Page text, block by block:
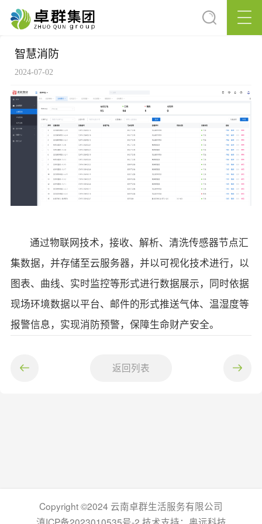
智慧消防
2024-07-02
通过物联网技术，接收、解析、清洗传感器节点汇
集数据，并存储至云服务器，并以可视化技术进行，以
图表、曲线、实时监控等形式进行数据展示，同时依据
现场环境数据以平台、邮件的形式推送气体、温湿度等
报警信息，实现消防预警，保障生命财产安全。
返回列表
Copyright ©2024 云南卓群生活服务有限公司
滇ICP备2023010535号-2 技术支持： 奥远科技